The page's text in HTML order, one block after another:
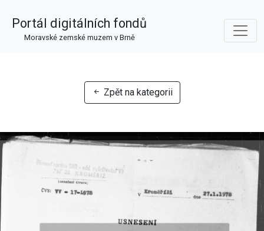
Portál digitálních fondů
Moravské zemské muzem v Brně
Zpět na kategorii